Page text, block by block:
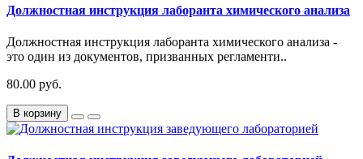
Должностная инструкция лаборанта химического анализа
Должностная инструкция лаборанта химического анализа -
это один из документов, призванных регламенти..
80.00 руб.
В корзину